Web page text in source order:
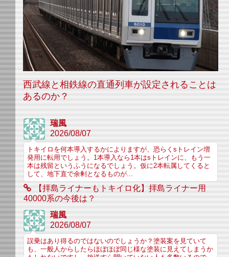
西武線と相鉄線の直通列車が設定されることは
あるのか？
瑞風
2026/08/07
トキイロを何本導入するかによりますが、恐らくsトレイン増
発用に転用でしょう。1本導入なら1本はsトレインに、もう一
本は残留というふうになるでしょう。仮に2本転属してくると
して、地下直で余剰となるものが...
【拝島ライナーもトキイロ化】拝島ライナー用
40000系の今後は？
瑞風
2026/08/07
誤乗はあり得るのではないのでしょうか？塗装案を見ていて
も、一般人からしたらほぼほぼ同じ様な塗装に見えてしまうか